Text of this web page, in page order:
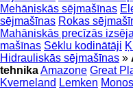
Mehāniskās sējmašīnas
sējmašīnas Rokas
Mahāniskās precīzās
mašīnas Sēklu kodinātāji
Hidrauliskās sējmašīnas »
tehnikaAmazone Great
Kverneland Lemken